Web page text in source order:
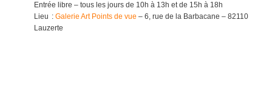
Entrée libre – tous les jours de 10h à 13h et de 15h à 18h
Lieu : Galerie Art Points de vue – 6, rue de la Barbacane – 82110
Lauzerte